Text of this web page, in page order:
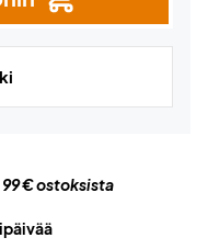
€ ostoksista